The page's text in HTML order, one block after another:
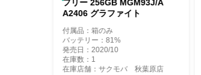
ー 256GB MGM93J/A
グラファイト
店舗：サクモバ 秋葉原店
フリー 128GB
A2406 交換未使
在庫店舗：サクモ